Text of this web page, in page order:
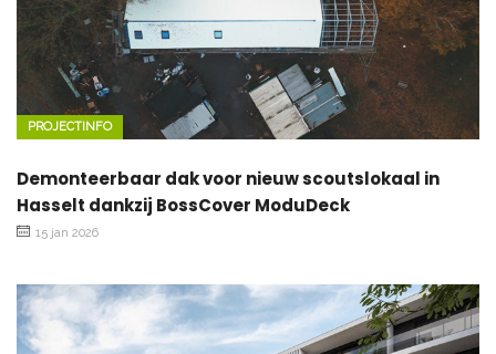
PROJECTINFO
Demonteerbaar dak voor nieuw scoutslokaal in
Hasselt dankzij BossCover ModuDeck
15 jan 2026